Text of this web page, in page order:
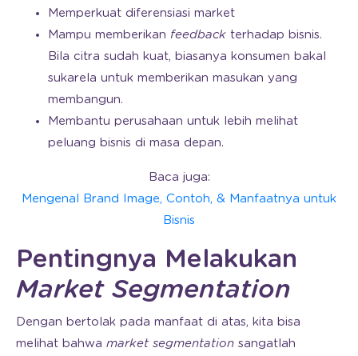
Memperkuat diferensiasi market
Mampu memberikan feedback terhadap bisnis.
Bila citra sudah kuat, biasanya konsumen bakal
sukarela untuk memberikan masukan yang
membangun.
Membantu perusahaan untuk lebih melihat
peluang bisnis di masa depan.
Baca juga:
Mengenal Brand Image, Contoh, & Manfaatnya untuk
Bisnis
Pentingnya Melakukan
Market Segmentation
Dengan bertolak pada manfaat di atas, kita bisa
melihat bahwa market segmentation sangatlah